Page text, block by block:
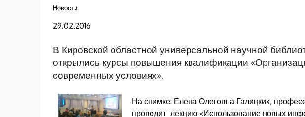
Новости
29.02.2016
В Кировской областной универсальной научной
открылись курсы повышения квалификации
современных условиях».
На снимке: Елена Олеговна Галицких,
проводит лекцию «Использование новых